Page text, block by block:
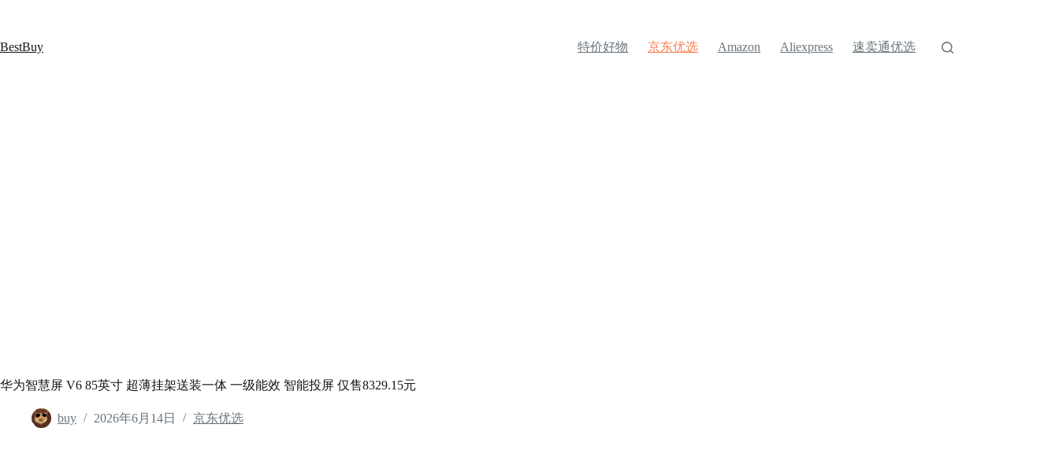
内
容
BestBuy 特价好物 京东优选 Amazon Aliexpress 速卖通优选
华为智慧屏 V6 85英寸 超薄挂架送装一体 一级能效 智能投屏 仅售8329.15元
buy 2026年6月14日 京东优选